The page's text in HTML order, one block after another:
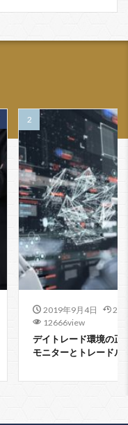
2019年9月4日
12666view
デイトレード環境の正
モニターとトレードル